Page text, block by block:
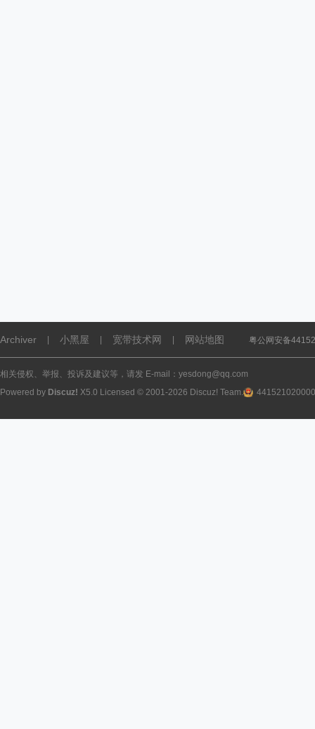
Archiver 小黑屋 宽带技术网 网站地图 粤公网安备
相关侵权、举报、投诉及建议等，请发 E-mail：yesdong@qq.com
Powered by Discuz! X5.0 Licensed © 2001-2026 Discuz! Team.